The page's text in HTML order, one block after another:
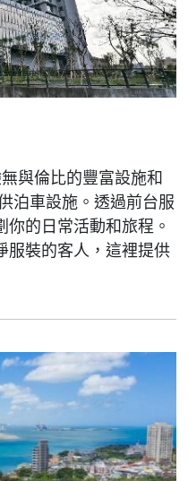
與倫比的豐富設施和
泊車設施。透過前台服
的日常活動和旅程。
服裝的客人，這裡提供